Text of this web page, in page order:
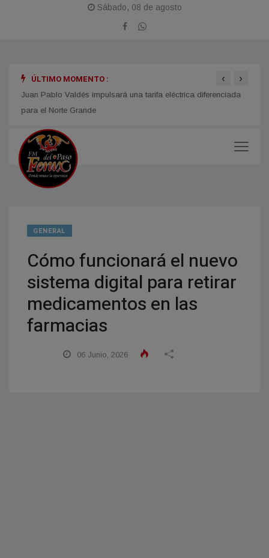
Sábado, 08 de agosto
ÚLTIMO MOMENTO :
Juan Pablo Valdés impulsará una tarifa eléctrica diferenciada
para el Norte Grande
‹ ›
GENERAL
Cómo funcionará el nuevo
sistema digital para retirar
medicamentos en las
farmacias
06 Junio, 2026